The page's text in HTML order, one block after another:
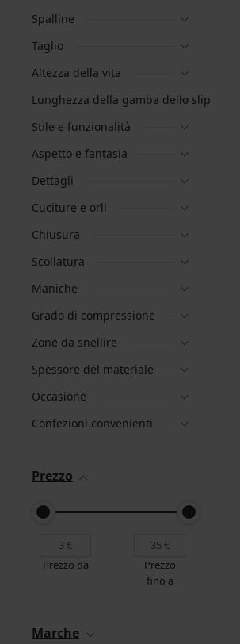
Spalline
Taglio
Altezza della vita
Lunghezza della gamba dello slip
Stile e funzionalità
Aspetto e fantasia
Dettagli
Cuciture e orli
Chiusura
Scollatura
Maniche
Grado di compressione
Zone da snellire
Spessore del materiale
Occasione
Confezioni convenienti
Prezzo
Prezzo da
Prezzo
fino a
Marche